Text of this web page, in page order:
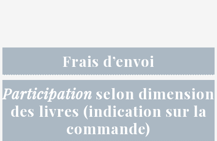
Frais d’envoi
Participation selon dimension
des livres (indication sur la
commande)